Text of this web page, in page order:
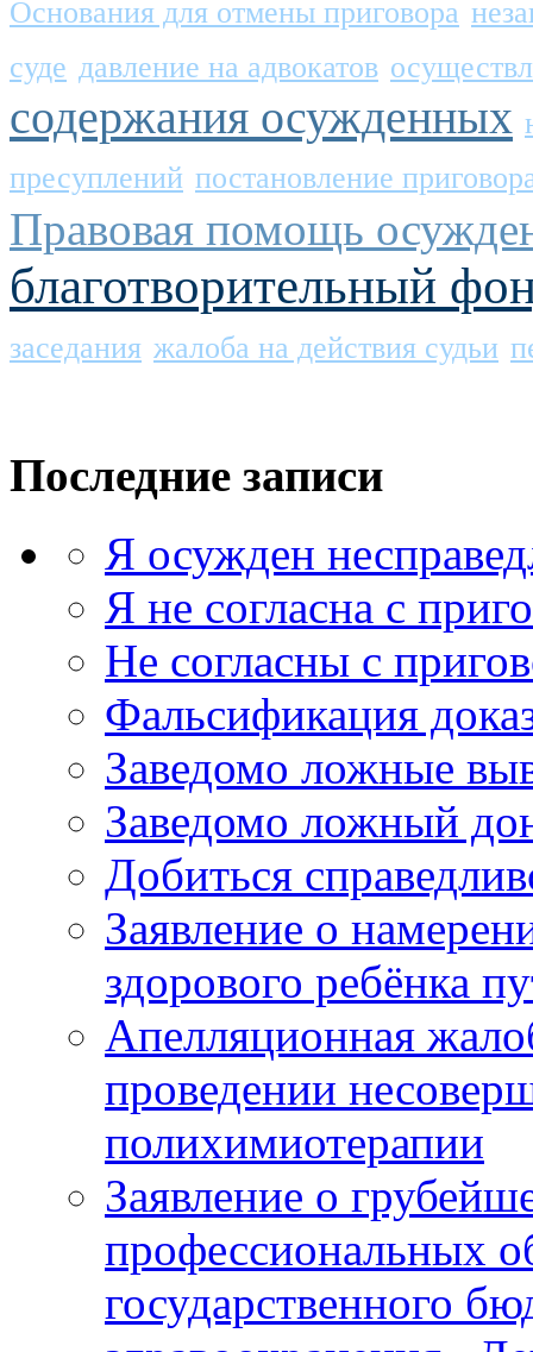
Основания для отмены приговора
суде давление на адвокатов
содержания осужденных
пресуплений постановление
Правовая помощь
благотворительный
заседания жалоба на действия судьи
Последние записи
Я осужден
Я не согласна с
Не согласны с
Фальсификация
Заведомо ложные
Заведомо ложный
Добиться
Заявление о
здорового ребёнка
Апелляционная
проведении
полихимиотерапии
Заявление о
профессиональных
государственного